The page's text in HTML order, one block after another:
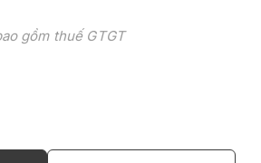
gồm thuế GTGT